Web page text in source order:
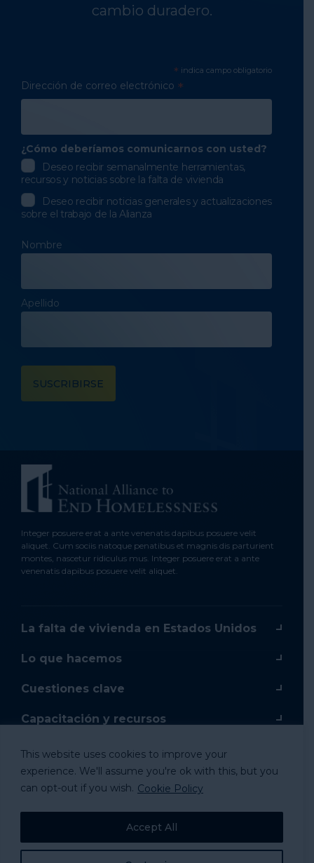
This website uses cookies to improve your
experience. We'll assume you're ok with this, but you
can opt-out if you wish. Cookie Policy
Accept All
cambio duradero.
* indica campo obligatorio
Dirección de correo electrónico *
¿Cómo deberíamos comunicarnos con usted?
Deseo recibir semanalmente herramientas,
recursos y noticias sobre la falta de vivienda
Deseo recibir noticias generales y actualizaciones
sobre el trabajo de la Alianza
Nombre
Apellido
Integer posuere erat a ante venenatis dapibus posuere velit
aliquet. Cum sociis natoque penatibus et magnis dis parturient
montes, nascetur ridiculus mus. Integer posuere erat a ante
venenatis dapibus posuere velit aliquet.
La falta de vivienda en Estados Unidos
Lo que hacemos
Cuestiones clave
Capacitación y recursos
Capacitación en línea
Donar
Mercancía